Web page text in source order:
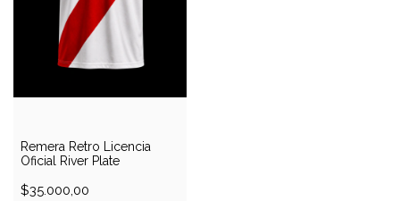
Remera Retro Licencia
Oficial River Plate
$35.000,00